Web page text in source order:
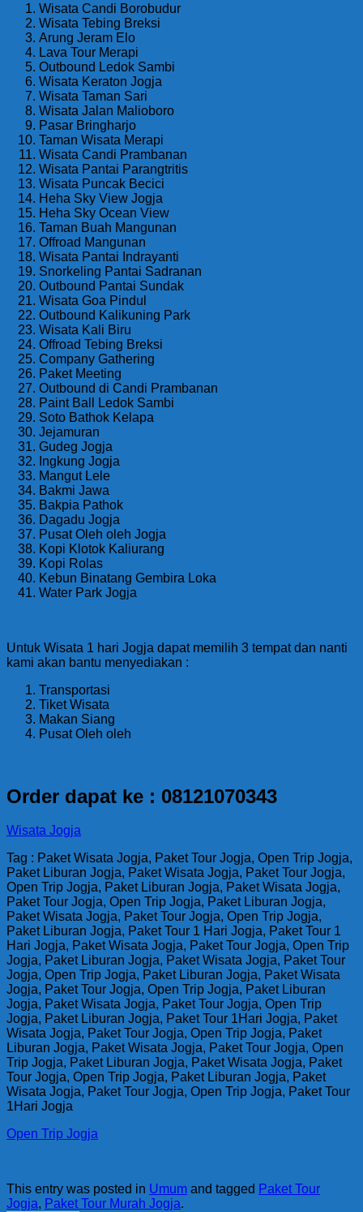
Wisata Candi Borobudur
Wisata Tebing Breksi
Arung Jeram Elo
Lava Tour Merapi
Outbound Ledok Sambi
Wisata Keraton Jogja
Wisata Taman Sari
Wisata Jalan Malioboro
Pasar Bringharjo
Taman Wisata Merapi
Wisata Candi Prambanan
Wisata Pantai Parangtritis
Wisata Puncak Becici
Heha Sky View Jogja
Heha Sky Ocean View
Taman Buah Mangunan
Offroad Mangunan
Wisata Pantai Indrayanti
Snorkeling Pantai Sadranan
Outbound Pantai Sundak
Wisata Goa Pindul
Outbound Kalikuning Park
Wisata Kali Biru
Offroad Tebing Breksi
Company Gathering
Paket Meeting
Outbound di Candi Prambanan
Paint Ball Ledok Sambi
Soto Bathok Kelapa
Jejamuran
Gudeg Jogja
Ingkung Jogja
Mangut Lele
Bakmi Jawa
Bakpia Pathok
Dagadu Jogja
Pusat Oleh oleh Jogja
Kopi Klotok Kaliurang
Kopi Rolas
Kebun Binatang Gembira Loka
Water Park Jogja
Untuk Wisata 1 hari Jogja dapat memilih 3 tempat dan nanti
kami akan bantu menyediakan :
Transportasi
Tiket Wisata
Makan Siang
Pusat Oleh oleh
Order dapat ke : 08121070343
Wisata Jogja
Tag : Paket Wisata Jogja, Paket Tour Jogja, Open Trip Jogja,
Paket Liburan Jogja, Paket Wisata Jogja, Paket Tour Jogja,
Open Trip Jogja, Paket Liburan Jogja, Paket Wisata Jogja,
Paket Tour Jogja, Open Trip Jogja, Paket Liburan Jogja,
Paket Wisata Jogja, Paket Tour Jogja, Open Trip Jogja,
Paket Liburan Jogja, Paket Tour 1 Hari Jogja, Paket Tour 1
Hari Jogja, Paket Wisata Jogja, Paket Tour Jogja, Open Trip
Jogja, Paket Liburan Jogja, Paket Wisata Jogja, Paket Tour
Jogja, Open Trip Jogja, Paket Liburan Jogja, Paket Wisata
Jogja, Paket Tour Jogja, Open Trip Jogja, Paket Liburan
Jogja, Paket Wisata Jogja, Paket Tour Jogja, Open Trip
Jogja, Paket Liburan Jogja, Paket Tour 1Hari Jogja, Paket
Wisata Jogja, Paket Tour Jogja, Open Trip Jogja, Paket
Liburan Jogja, Paket Wisata Jogja, Paket Tour Jogja, Open
Trip Jogja, Paket Liburan Jogja, Paket Wisata Jogja, Paket
Tour Jogja, Open Trip Jogja, Paket Liburan Jogja, Paket
Wisata Jogja, Paket Tour Jogja, Open Trip Jogja, Paket Tour
1Hari Jogja
Open Trip Jogja
This entry was posted in Umum and tagged Paket Tour
Jogja, Paket Tour Murah Jogja.